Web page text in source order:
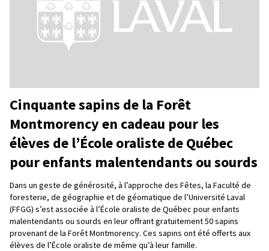
Cinquante sapins de la Forêt
Montmorency en cadeau pour les
élèves de l’École oraliste de Québec
pour enfants malentendants ou sourds
Dans un geste de générosité, à l’approche des Fêtes, la Faculté de
foresterie, de géographie et de géomatique de l’Université Laval
(FFGG) s’est associée à l’École oraliste de Québec pour enfants
malentendants ou sourds en leur offrant gratuitement 50 sapins
provenant de la Forêt Montmorency. Ces sapins ont été offerts aux
élèves de l’École oraliste de même qu’à leur famille.